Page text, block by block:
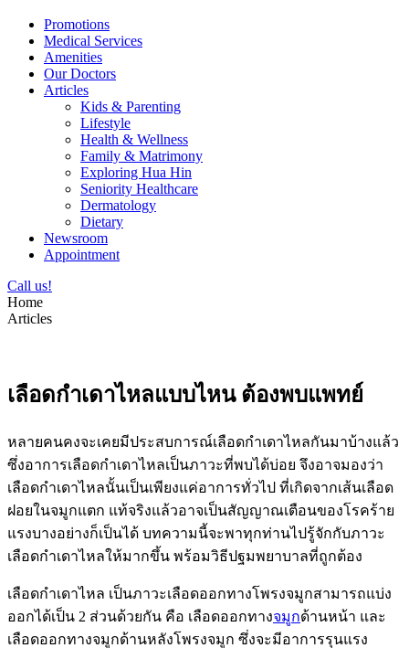
Promotions
Medical Services
Amenities
Our Doctors
Articles
Kids & Parenting
Lifestyle
Health & Wellness
Family & Matrimony
Exploring Hua Hin
Seniority Healthcare
Dermatology
Dietary
Newsroom
Appointment
Call us!
Home
Articles
เลือดกำเดาไหลแบบไหน ต้องพบแพทย์
หลายคนคงจะเคยมีประสบการณ์เลือดกำเดาไหลกันมาบ้างแล้ว
ซึ่งอาการเลือดกำเดาไหลเป็นภาวะที่พบได้บ่อย จึงอาจมองว่า
เลือดกำเดาไหลนั้นเป็นเพียงแค่อาการทั่วไป ที่เกิดจากเส้นเลือด
ฝอยในจมูกแตก แท้จริงแล้วอาจเป็นสัญญาณเตือนของโรคร้าย
แรงบางอย่างก็เป็นได้ บทความนี้จะพาทุกท่านไปรู้จักกับภาวะ
เลือดกำเดาไหลให้มากขึ้น พร้อมวิธีปฐมพยาบาลที่ถูกต้อง
เลือดกำเดาไหล เป็นภาวะเลือดออกทางโพรงจมูกสามารถแบ่ง
ออกได้เป็น 2 ส่วนด้วยกัน คือ เลือดออกทางจมูกด้านหน้า และ
เลือดออกทางจมูกด้านหลังโพรงจมูก ซึ่งจะมีอาการรุนแรง